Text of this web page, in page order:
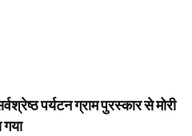
पर्यटन ग्राम पुरस्कार से मोरी